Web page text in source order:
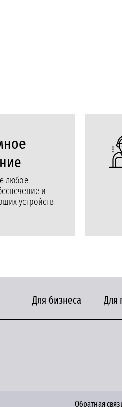
любое
и
устройств
Для бизнеса Для
Обратная